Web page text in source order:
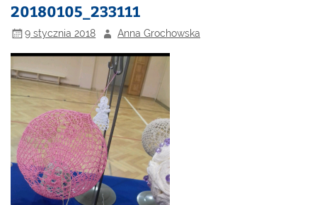
20180105_233111
9 stycznia 2018 Anna Grochowska